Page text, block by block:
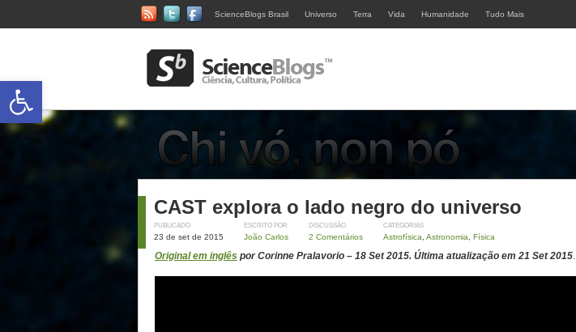
ScienceBlogs Brasil Universo Terra Vida Humanidade Tudo Mais
CAST explora o lado negro do universo
PUBLICADO
23 de set de 2015
ESCRITO POR
João Carlos
DISCUSSÃO
2 Comentários
CATEGORIAS
Astrofísica Astronomia Física
Original em inglês por Corinne Pralavorio – 18 Set 2015. Última atualização em 21 Set 2015.
Abrir a barra de ferramentas